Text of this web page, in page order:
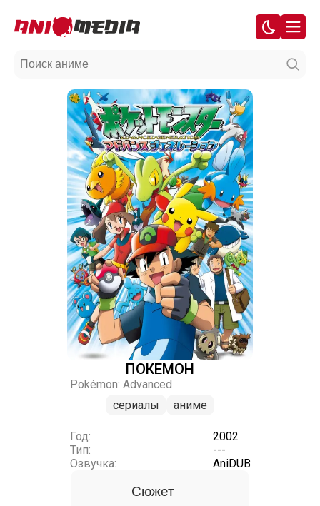
ПОКЕМОН
Pokémon: Advanced
сериалы
аниме
Год:
2002
Тип:
---
Озвучка:
AniDUB
Сюжет